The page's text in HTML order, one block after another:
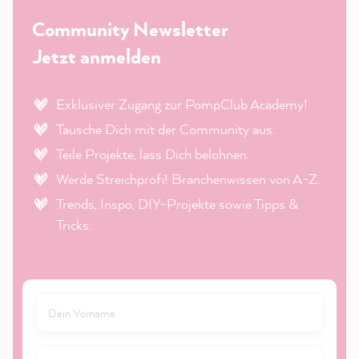
Community Newsletter
Jetzt anmelden
Exklusiver Zugang zur PompClub Academy!
Tausche Dich mit der Community aus.
Teile Projekte, lass Dich belohnen.
Werde Streichprofi! Branchenwissen von A-Z.
Trends, Inspo, DIY-Projekte sowie Tipps &
Tricks.